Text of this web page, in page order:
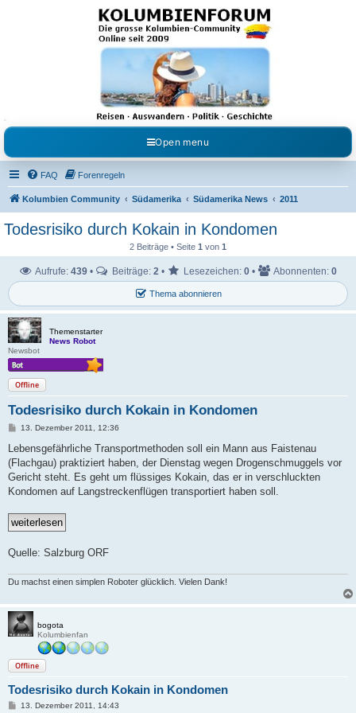
Kolumbienforum - Das
grosse Forum der
Freunde Kolumbiens
Reisen, Auswandern, Kultur, Politik, Geschichte und Visum in Kolumbien und Venezuela.
Austausch, Erfahrungen und Gemeinschaft im Kolumbienforum
Open menu
FAQ Forenregeln
Kolumbien Community Südamerika Südamerika News 2011
Todesrisiko durch Kokain in Kondomen
2 Beiträge • Seite 1 von 1
Thema abonnieren
Aufrufe: 439 • Beiträge: 2 • Lesezeichen: 0 • Abonnenten: 0
Themenstarter
News Robot
Newsbot
Offline
Todesrisiko durch Kokain in Kondomen
B
i
r
a
13. Dezember 2011, 12:36
Lebensgefährliche Transportmethoden soll ein Mann aus Faistenau
(Flachgau) praktiziert haben, der Dienstag wegen Drogenschmuggels vor
Gericht steht. Es geht um flüssiges Kokain, das er in verschluckten
Kondomen auf Langstreckenflügen transportiert haben soll.
Quelle: Salzburg ORF
Du machst einen simplen Roboter glücklich. Vielen Dank!
bogota
Kolumbienfan
Offline
Todesrisiko durch Kokain in Kondomen
B13. Dezember 2011, 14:43